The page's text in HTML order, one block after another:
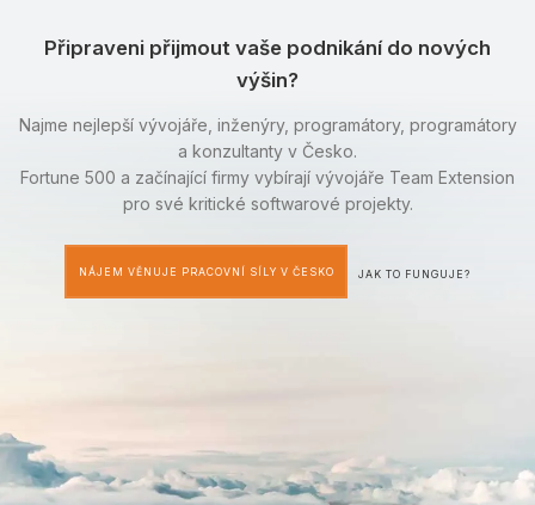
Připraveni přijmout vaše podnikání do nových
výšin?
Najme nejlepší vývojáře, inženýry, programátory, programátory
a konzultanty v Česko.
Fortune 500 a začínající firmy vybírají vývojáře Team Extension
pro své kritické softwarové projekty.
NÁJEM VĚNUJE PRACOVNÍ SÍLY V ČESKO JAK TO FUNGUJE?